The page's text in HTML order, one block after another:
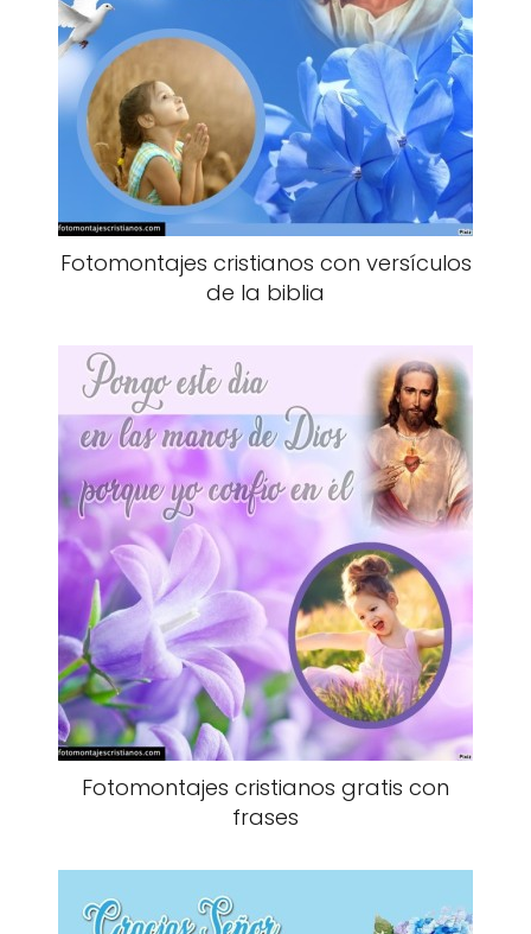
Fotomontajes cristianos con versículos
de la biblia
Fotomontajes cristianos gratis con
frases